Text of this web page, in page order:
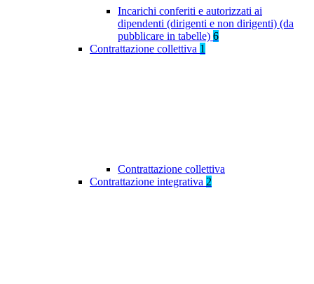
Incarichi conferiti e autorizzati ai
dipendenti (dirigenti e non dirigenti) (da
pubblicare in tabelle) 6
Contrattazione collettiva 1
Contrattazione collettiva
Contrattazione integrativa 2